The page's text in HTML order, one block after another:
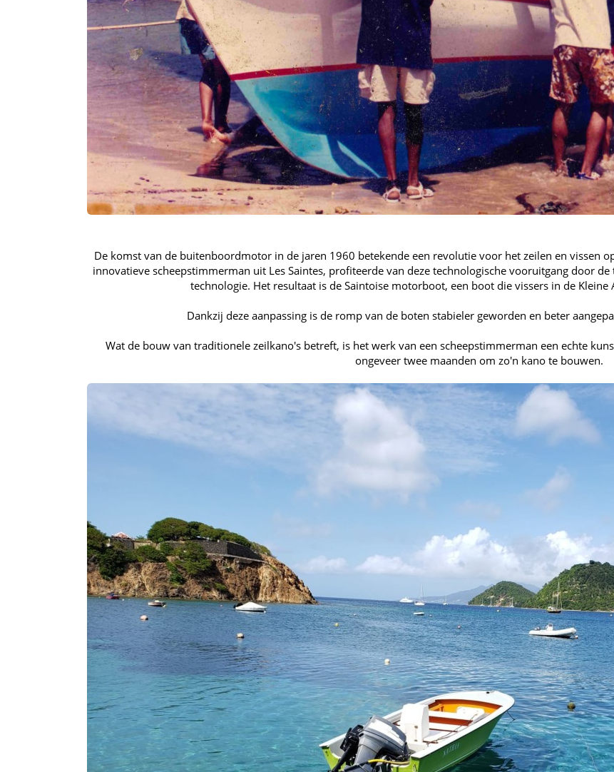
De komst van de buitenboordmotor in de jaren 1960 betekende een revolutie voor het zeilen en vissen
innovatieve scheepstimmerman uit Les Saintes, profiteerde van deze technologische vooruitgang door
technologie. Het resultaat is de Saintoise motorboot, een boot die vissers in de
Dankzij deze aanpassing is de romp van de boten stabieler geworden en beter
Wat de bouw van traditionele zeilkano's betreft, is het werk van een scheepstimmerman een echte
ongeveer twee maanden om zo'n kano te bouwen.